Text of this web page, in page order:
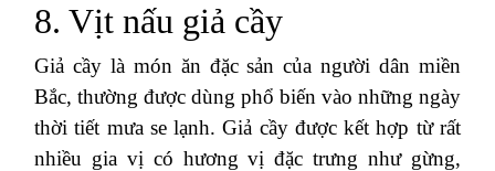
8. Vịt nấu giả cầy
Giả cầy là món ăn đặc sản của người dân miền
Bắc, thường được dùng phổ biến vào những ngày
thời tiết mưa se lạnh. Giả cầy được kết hợp từ rất
nhiều gia vị có hương vị đặc trưng như gừng,